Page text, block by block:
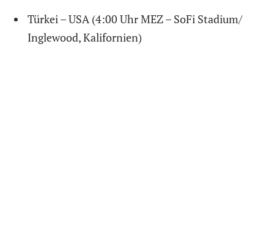
Türkei – USA (4:00 Uhr MEZ – SoFi Stadium/
Inglewood, Kalifornien)